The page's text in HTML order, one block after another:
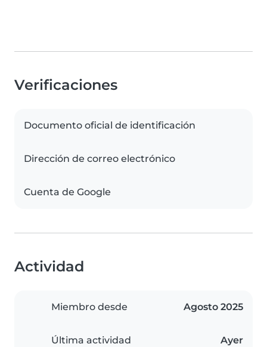
Verificaciones
Documento oficial de identificación
Dirección de correo electrónico
Cuenta de Google
Actividad
Miembro desde Agosto 2025
Última actividad Ayer